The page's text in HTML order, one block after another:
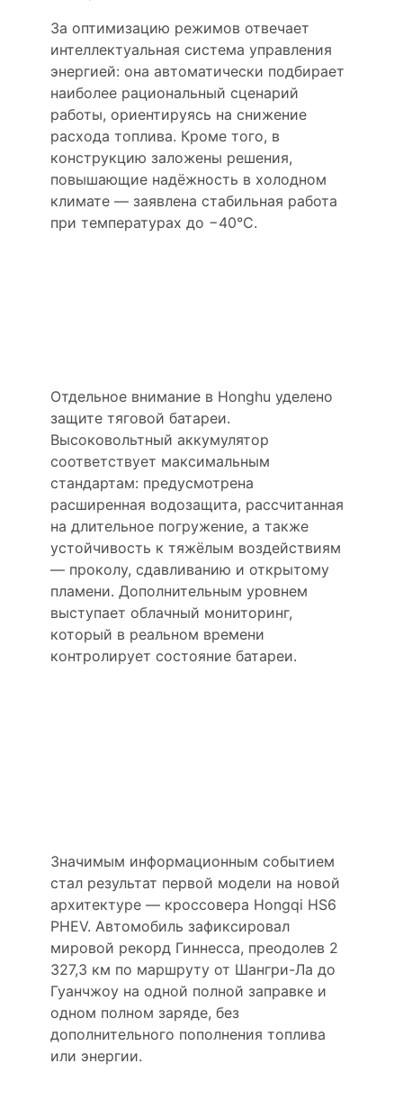
За оптимизацию режимов отвечает
интеллектуальная система управления
энергией: она автоматически подбирает
наиболее рациональный сценарий
работы, ориентируясь на снижение
расхода топлива. Кроме того, в
конструкцию заложены решения,
повышающие надёжность в холодном
климате — заявлена стабильная работа
при температурах до −40°C.
Отдельное внимание в Honghu уделено
защите тяговой батареи.
Высоковольтный аккумулятор
соответствует максимальным
стандартам: предусмотрена
расширенная водозащита, рассчитанная
на длительное погружение, а также
устойчивость к тяжёлым воздействиям
— проколу, сдавливанию и открытому
пламени. Дополнительным уровнем
выступает облачный мониторинг,
который в реальном времени
контролирует состояние батареи.
Значимым информационным событием
стал результат первой модели на новой
архитектуре — кроссовера Hongqi HS6
PHEV. Автомобиль зафиксировал
мировой рекорд Гиннесса, преодолев 2
327,3 км по маршруту от Шангри-Ла до
Гуанчжоу на одной полной заправке и
одном полном заряде, без
дополнительного пополнения топлива
или энергии.